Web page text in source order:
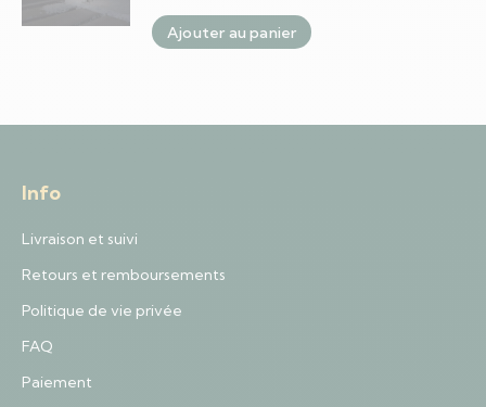
Ajouter au panier
Info
Livraison et suivi
Retours et remboursements
Politique de vie privée
FAQ
Paiement